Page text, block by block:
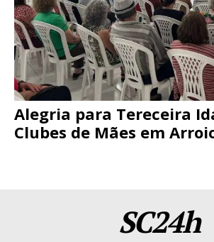
Alegria para Tereceira
Clubes de Mães em
SC24h